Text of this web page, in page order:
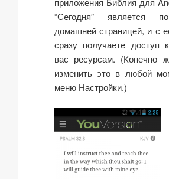
“Сегодня” является
домашней страницей, и с
сразу получаете
вас ресурсам. (Конечно
изменить это в любой
меню Настройки.)